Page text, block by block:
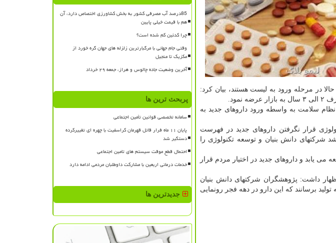
در مرحله ورود به لیست هستند، بیان كرد:
نظام سلامت به واسطه ورود داروهای جدید به
قرار نگرفتن داروهای جدید در فهرست
شركتهای دانش بنیان و توسعه تكنولوژی را
یابد و داروهای جدید در اختیار مردم قرار
داشت: پژوهشگران شركتهای دانش بنیان
برسانند كه این دارو در دهه فجر رونمایی
85درصد آب مصرفی کشور به بخش کشاورزی اختصاص دارد، آن
هم با قیمت خیلی پایین
چرا کدئین کم شده است؟
وقتی جام جهانی با مرگبارترین زلزله های جهان گره خورد از
مکزیک تا منجیل
آخرین وضعیت جاده چالوس و هراز، جمعه ۲۹ خرداد
پربحث ترین ها
سامانه تخصصی قوانین تأمین اجتماعی
پایان ۱۱ ماه فرار قاتل قهرمان کراسفیت با چهره ای تغییرکرده
دستگیر شد
احتمال قطع موقت سیستم های تامین اجتماعی
خدمات درمانی اربعین با مشارکت داوطلبان مردمی ادامه دارد
جدیدترین ها